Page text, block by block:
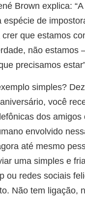
Brown explica:
espécie de
que estamos
não estamos
precisamos
simples?
você
dos amigos
envolvido
até mesmo
uma simples e
ou redes sociais
Não tem ligação,